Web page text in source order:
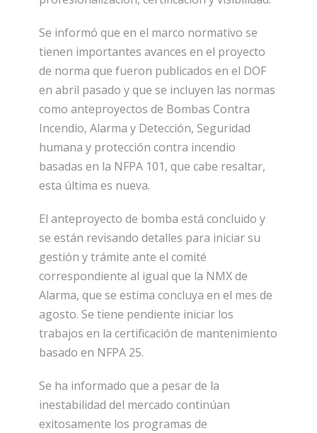
Se informó que en el marco normativo se
tienen importantes avances en el proyecto
de norma que fueron publicados en el DOF
en abril pasado y que se incluyen las normas
como anteproyectos de Bombas Contra
Incendio, Alarma y Detección, Seguridad
humana y protección contra incendio
basadas en la NFPA 101, que cabe resaltar,
esta última es nueva.
El anteproyecto de bomba está concluido y
se están revisando detalles para iniciar su
gestión y trámite ante el comité
correspondiente al igual que la NMX de
Alarma, que se estima concluya en el mes de
agosto. Se tiene pendiente iniciar los
trabajos en la certificación de mantenimiento
basado en NFPA 25.
Se ha informado que a pesar de la
inestabilidad del mercado continúan
exitosamente los programas de